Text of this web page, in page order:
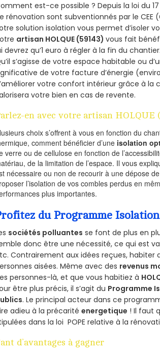
est-ce possible ? Depuis la loi du
rénovation sont subventionnés par le CEE
solution isolation vous permet d’isoler
artisan HOLQUE (59143)vous fait
devrez qu’1 euro à régler à la fin du
s’agisse de votre espace habitable ou
de votre facture d’énergie
votre confort intérieur grâce à la
votre bien en cas de revente.
en avec votre artisan HOLQUE
choix s’offrent à vous en fonction du
comment bénéficier d’une isolation
verre ou de cellulose en fonction de
de la limitation de l’espace. Il vous
nécessaire ou non de recourir à une dépose
l’isolation de vos combles perdus en
plus importantes.
du Programme Isolation
sociétés polluantes se font de plus en
donc être une nécessité, ce qui est
Contrairement aux idées reçues, habiter
aisées. Même avec des revenus
personnes-là, et que vous habitiez à
être plus précis, il s’agit du Programme
. Le principal acteur dans ce
adieu à la précaritéenergetique ! Il faut
dans la loi POPE relative à la
d’avantages à gagner